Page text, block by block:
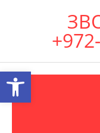
Открыть панель